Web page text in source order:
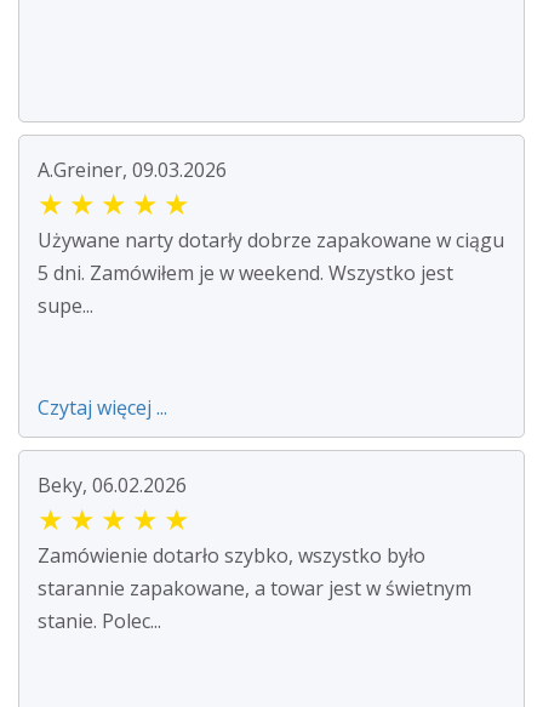
A.Greiner, 09.03.2026
★ ★ ★ ★ ★
Używane narty dotarły dobrze zapakowane w ciągu
5 dni. Zamówiłem je w weekend. Wszystko jest
supe...
Czytaj więcej ...
Beky, 06.02.2026
★ ★ ★ ★ ★
Zamówienie dotarło szybko, wszystko było
starannie zapakowane, a towar jest w świetnym
stanie. Polec...